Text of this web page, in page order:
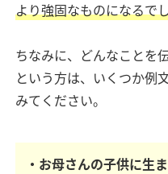
より強固なものになるで
ちなみに、どんなことを
という方は、いくつか例
みてください。
・お母さんの子供に生